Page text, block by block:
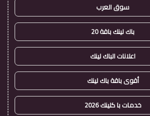
سوق العرب
باك لينك باقة 20
اعلانات الباك لينك
أقوى باقة باك لينك
خدمات با كلينك 2026